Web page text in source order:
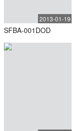
2013-01-19
SFBA-001DOD